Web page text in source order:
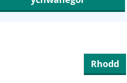
Rhodd